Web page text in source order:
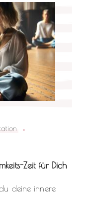
Zeit für Dich
deine innere